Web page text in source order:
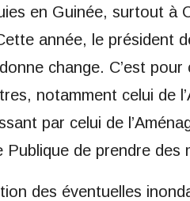
en Guinée, surtout à
année, le président
change. C’est pour
notamment celui de
par celui de
Publique de prendre des
des éventuelles